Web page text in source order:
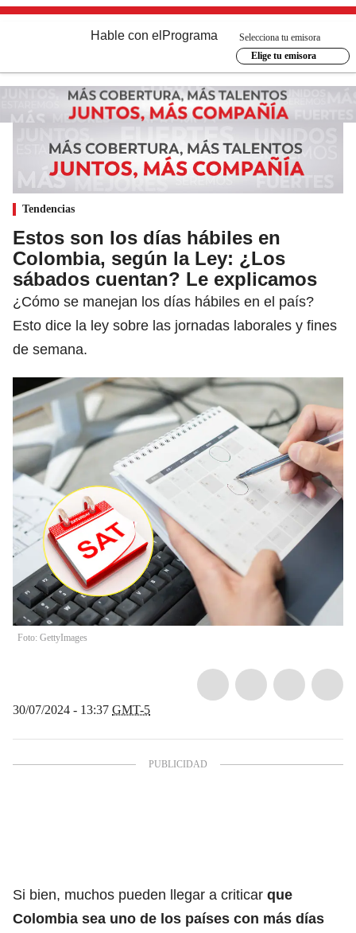
Hable con el Programa
Selecciona tu emisora
Elige tu emisora
Tendencias
Estos son los días hábiles en
Colombia, según la Ley: ¿Los
sábados cuentan? Le explicamos
¿Cómo se manejan los días hábiles en el país?
Esto dice la ley sobre las jornadas laborales y fines
de semana.
Foto: GettyImages
30/07/2024 - 13:37 GMT-5
Si bien, muchos pueden llegar a criticar que
Colombia sea uno de los países con más días